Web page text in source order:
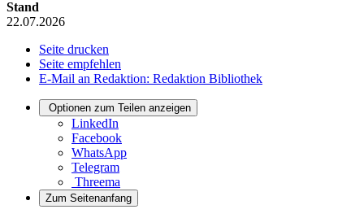
Stand
22.07.2026
Seite drucken
Seite empfehlen
E-Mail an Redaktion: Redaktion Bibliothek
Optionen zum Teilen anzeigen
LinkedIn
Facebook
WhatsApp
Telegram
Threema
Zum Seitenanfang